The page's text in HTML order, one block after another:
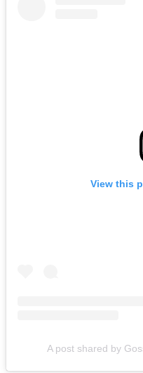
View this
A post shared by